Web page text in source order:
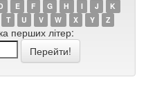
E F G H I J
K
T U V W X Y Z
перших літер: